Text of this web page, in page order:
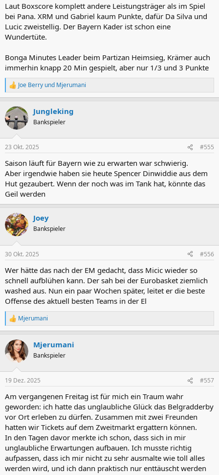
Laut Boxscore komplett andere Leistungsträger als im Spiel
bei Pana. XRM und Gabriel kaum Punkte, dafür Da Silva und
Lucic zweistellig. Der Bayern Kader ist schon eine
Wundertüte.
Bonga Minutes Leader beim Partizan Heimsieg, Krämer auch
immerhin knapp 20 Min gespielt, aber nur 1/3 und 3 Punkte
R
e
k
t
i
e
:
Joe Berry und Mjerumani
Jungleking
Bankspieler
23 Okt. 2025 #555
Saison läuft für Bayern wie zu erwarten war schwierig.
Aber irgendwie haben sie heute Spencer Dinwiddie aus dem
Hut gezaubert. Wenn der noch was im Tank hat, könnte das
Geil werden
Joey
Bankspieler
30 Okt. 2025 #556
Wer hätte das nach der EM gedacht, dass Micic wieder so
schnell aufblühen kann. Der sah bei der Eurobasket ziemlich
washed aus. Nun ein paar Wochen später, leitet er die beste
Offense des aktuell besten Teams in der El
R
e
k
t
e
:
Mjerumani
Mjerumani
Bankspieler
19 Dez. 2025 #557
Am vergangenen Freitag ist für mich ein Traum wahr
geworden: ich hatte das unglaubliche Glück das Belgradderby
vor Ort erleben zu dürfen. Zusammen mit zwei Freunden
hatten wir Tickets auf dem Zweitmarkt ergattern können.
In den Tagen davor merkte ich schon, dass sich in mir
unglaubliche Erwartungen aufbauen. Ich musste richtig
aufpassen, dass ich mir nicht zu sehr ausmalte wie toll alles
werden wird, und ich dann praktisch nur enttäuscht werden